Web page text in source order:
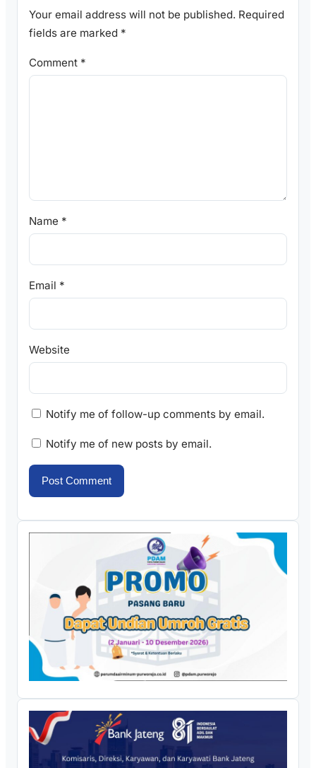
Your email address will not be published. Required
fields are marked *
Comment *
Name *
Email *
Website
Notify me of follow-up comments by email.
Notify me of new posts by email.